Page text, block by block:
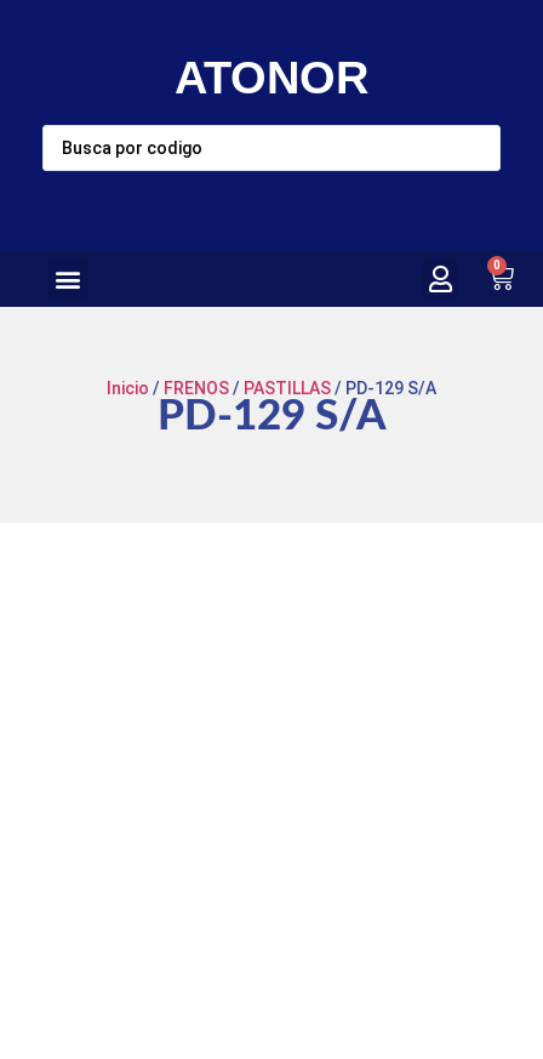
ATONOR
0
Inicio / FRENOS/ PASTILLAS/ PD-129 S/A
PD-129 S/A